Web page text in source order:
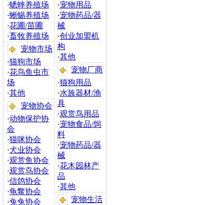
·蟋蟀养殖场
·蜥蜴养殖场
·花圃/苗圃
·畜牧养殖场
宠物市场
·猫狗市场
·花鸟鱼虫市
场
·其他
宠物协会
·动物保护协
会
·猫咪协会
·犬业协会
·观赏鱼协会
·观赏鸟协会
·信鸽协会
·龟鳖协会
·兔兔协会
·宠物用品
·宠物药品/器
械
·创业加盟机
构
·其他
宠物厂商
·猫狗用品
·水族器材/渔
具
·观赏鸟用品
·宠物食品/饲
料
·宠物药品/器
械
·花木园林产
品
·其他
宠物生活